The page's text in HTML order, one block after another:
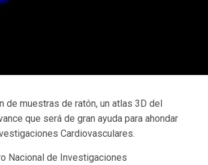
muestras de ratón, un atlas 3D del
que será de gran ayuda para ahondar
Cardiovasculares.
Nacional de Investigaciones